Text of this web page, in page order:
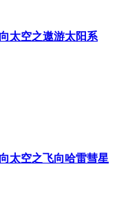
太空之遨游太阳系
太空之飞向哈雷彗星